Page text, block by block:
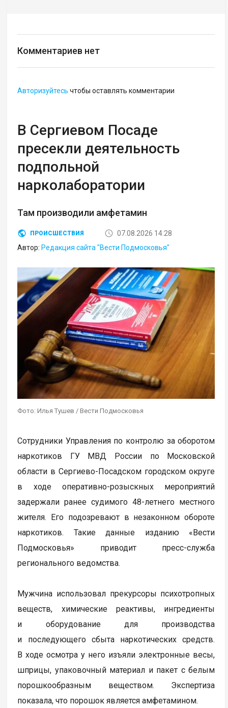
Комментариев нет
Авторизуйтесь чтобы оставлять комментарии
В Сергиевом Посаде
пресекли деятельность
подпольной
нарколаборатории
Там производили амфетамин
ПРОИСШЕСТВИЯ
07.08.2026 14:28
Автор: Редакция сайта "Вести Подмосковья"
Фото: Илья Тушев / Вести Подмосковья
Сотрудники Управления по контролю за оборотом
наркотиков ГУ МВД России по Московской
области в Сергиево-Посадском городском округе
в ходе оперативно-розыскных мероприятий
задержали ранее судимого 48-летнего местного
жителя. Его подозревают в незаконном обороте
наркотиков. Такие данные изданию «Вести
Подмосковья» приводит пресс-служба
регионального ведомства.
Мужчина использовал прекурсоры психотропных
веществ, химические реактивы, ингредиенты
и оборудование для производства
и последующего сбыта наркотических средств.
В ходе осмотра у него изъяли электронные весы,
шприцы, упаковочный материал и пакет с белым
порошкообразным веществом. Экспертиза
показала, что порошок является амфетамином.